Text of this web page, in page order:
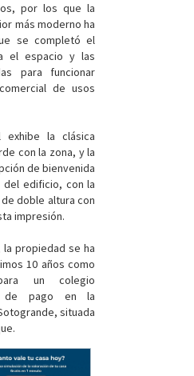
por los que la
más moderno ha
se completó el
el espacio y las
para funcionar
de usos
la clásica
con la zona, y la
de bienvenida
del edificio, con la
doble altura con
impresión.
propiedad se ha
10 años como
un colegio
de pago en la
situada